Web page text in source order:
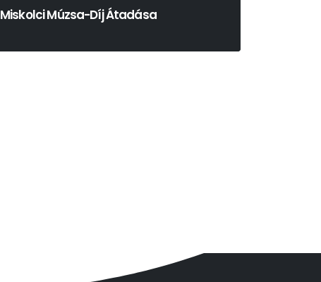
Miskolci Múzsa-Díj Átadása